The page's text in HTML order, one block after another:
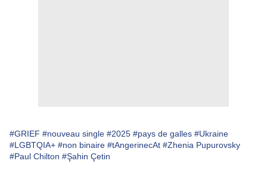
#GRIEF #nouveau single #2025 #pays de galles #Ukraine
#LGBTQIA+ #non binaire #tAngerinecAt #Zhenia Pupurovsky
#Paul Chilton #Şahin Çetin